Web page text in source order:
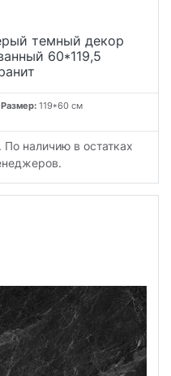
темный декор
60*119,5
Размер: 119*60 см
По наличию в остатках